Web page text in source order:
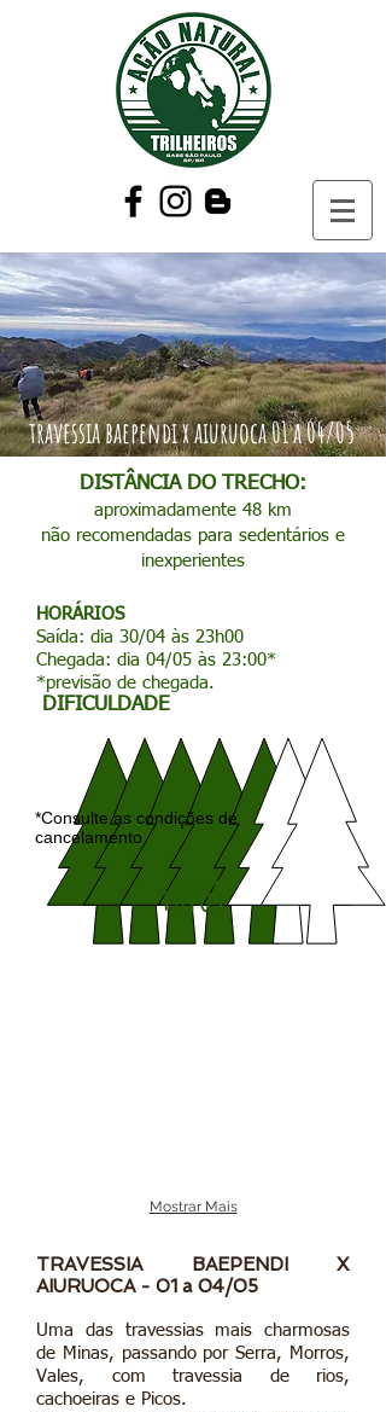
travessia baependi x aiuruoca 01 a 04/05
DISTÂNCIA DO TRECHO:
aproximadamente 48 km
não recomendadas para sedentários e
inexperientes
DIFICULDADE
HORÁRIOS
Saída: dia 30/04 às 23h00
Chegada: dia 04/05 às 23:00*
*previsão de chegada.
*Consulte as condições de
cancelamento
FOTOS
Mostrar Mais
TRAVESSIA BAEPENDI X
AIURUOCA - 01 a 04/05
Uma das travessias mais charmosas
de Minas, passando por Serra, Morros,
Vales, com travessia de rios,
cachoeiras e Picos.